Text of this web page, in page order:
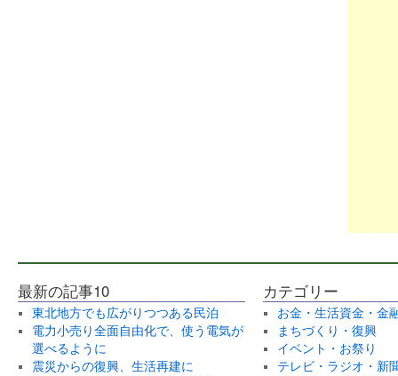
最新の記事10
東北地方でも広がりつつある民泊
電力小売り全面自由化で、使う電気が
選べるように
震災からの復興、生活再建に
カテゴリー
お金・生活資金・金
まちづくり・復興
イベント・お祭り
テレビ・ラジオ・新